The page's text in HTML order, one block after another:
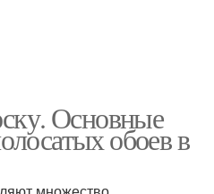
Основные
обоев в